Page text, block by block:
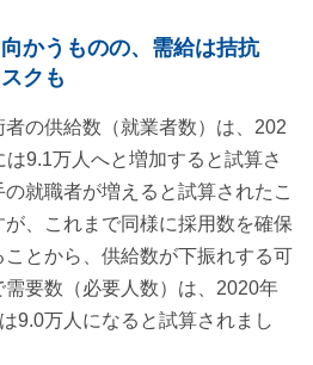
かうものの、需給は拮抗
クも
の供給数（就業者数）は、202
9.1万人へと増加すると試算さ
就職者が増えると試算されたこ
、これまで同様に採用数を確保
とから、供給数が下振れする可
要数（必要人数）は、2020年
9.0万人になると試算されまし